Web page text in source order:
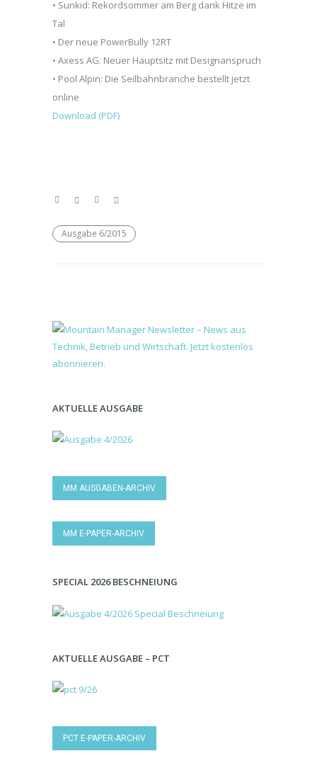
• Sunkid: Rekordsommer am Berg dank Hitze im
Tal
• Der neue PowerBully 12RT
• Axess AG: Neuer Hauptsitz mit Designanspruch
• Pool Alpin: Die Seilbahnbranche bestellt jetzt
online
Download (PDF)
Ausgabe 6/2015
AKTUELLE AUSGABE
MM AUSGABEN-ARCHIV
MM E-PAPER-ARCHIV
SPECIAL 2026 BESCHNEIUNG
AKTUELLE AUSGABE – PCT
PCT E-PAPER-ARCHIV